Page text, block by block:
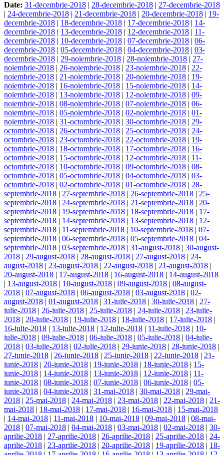
Date: 31-decembrie-2018 | 28-decembrie-2018 | 27-decembrie-2018
| 24-decembrie-2018 | 21-decembrie-2018 | 20-decembrie-2018 | 19-
decembrie-2018 | 18-decembrie-2018 | 17-decembrie-2018 | 14-
decembrie-2018 | 13-decembrie-2018 | 12-decembrie-2018 | 11-
decembrie-2018 | 10-decembrie-2018 | 07-decembrie-2018 | 06-
decembrie-2018 | 05-decembrie-2018 | 04-decembrie-2018 | 03-
decembrie-2018 | 29-noiembrie-2018 | 28-noiembrie-2018 | 27-
noiembrie-2018 | 26-noiembrie-2018 | 23-noiembrie-2018 | 22-
noiembrie-2018 | 21-noiembrie-2018 | 20-noiembrie-2018 | 19-
noiembrie-2018 | 16-noiembrie-2018 | 15-noiembrie-2018 | 14-
noiembrie-2018 | 13-noiembrie-2018 | 12-noiembrie-2018 | 09-
noiembrie-2018 | 08-noiembrie-2018 | 07-noiembrie-2018 | 06-
noiembrie-2018 | 05-noiembrie-2018 | 02-noiembrie-2018 | 01-
noiembrie-2018 | 31-octombrie-2018 | 30-octombrie-2018 | 29-
octombrie-2018 | 26-octombrie-2018 | 25-octombrie-2018 | 24-
octombrie-2018 | 23-octombrie-2018 | 22-octombrie-2018 | 19-
octombrie-2018 | 18-octombrie-2018 | 17-octombrie-2018 | 16-
octombrie-2018 | 15-octombrie-2018 | 12-octombrie-2018 | 11-
octombrie-2018 | 10-octombrie-2018 | 09-octombrie-2018 | 08-
octombrie-2018 | 05-octombrie-2018 | 04-octombrie-2018 | 03-
octombrie-2018 | 02-octombrie-2018 | 01-octombrie-2018 | 28-
septembrie-2018 | 27-septembrie-2018 | 26-septembrie-2018 | 25-
septembrie-2018 | 24-septembrie-2018 | 21-septembrie-2018 | 20-
septembrie-2018 | 19-septembrie-2018 | 18-septembrie-2018 | 17-
septembrie-2018 | 14-septembrie-2018 | 13-septembrie-2018 | 12-
septembrie-2018 | 11-septembrie-2018 | 10-septembrie-2018 | 07-
septembrie-2018 | 06-septembrie-2018 | 05-septembrie-2018 | 04-
septembrie-2018 | 03-septembrie-2018 | 31-august-2018 | 30-august-
2018 | 29-august-2018 | 28-august-2018 | 27-august-2018 | 24-
august-2018 | 23-august-2018 | 22-august-2018 | 21-august-2018 |
20-august-2018 | 17-august-2018 | 16-august-2018 | 14-august-2018
| 13-august-2018 | 10-august-2018 | 09-august-2018 | 08-august-
2018 | 07-august-2018 | 06-august-2018 | 03-august-2018 | 02-
august-2018 | 01-august-2018 | 31-iulie-2018 | 30-iulie-2018 | 27-
iulie-2018 | 26-iulie-2018 | 25-iulie-2018 | 24-iulie-2018 | 23-iulie-
2018 | 20-iulie-2018 | 19-iulie-2018 | 18-iulie-2018 | 17-iulie-2018 |
16-iulie-2018 | 13-iulie-2018 | 12-iulie-2018 | 11-iulie-2018 | 10-
iulie-2018 | 09-iulie-2018 | 06-iulie-2018 | 05-iulie-2018 | 04-iulie-
2018 | 03-iulie-2018 | 02-iulie-2018 | 29-iunie-2018 | 28-iunie-2018 |
27-iunie-2018 | 26-iunie-2018 | 25-iunie-2018 | 22-iunie-2018 | 21-
iunie-2018 | 20-iunie-2018 | 19-iunie-2018 | 18-iunie-2018 | 15-
iunie-2018 | 14-iunie-2018 | 13-iunie-2018 | 12-iunie-2018 | 11-
iunie-2018 | 08-iunie-2018 | 07-iunie-2018 | 06-iunie-2018 | 05-
iunie-2018 | 04-iunie-2018 | 31-mai-2018 | 30-mai-2018 | 29-mai-
2018 | 25-mai-2018 | 24-mai-2018 | 23-mai-2018 | 22-mai-2018 | 21-
mai-2018 | 18-mai-2018 | 17-mai-2018 | 16-mai-2018 | 15-mai-2018
| 14-mai-2018 | 11-mai-2018 | 10-mai-2018 | 09-mai-2018 | 08-mai-
2018 | 07-mai-2018 | 04-mai-2018 | 03-mai-2018 | 02-mai-2018 | 30-
aprilie-2018 | 27-aprilie-2018 | 26-aprilie-2018 | 25-aprilie-2018 | 24-
aprilie-2018 | 23-aprilie-2018 | 20-aprilie-2018 | 19-aprilie-2018 | 18-